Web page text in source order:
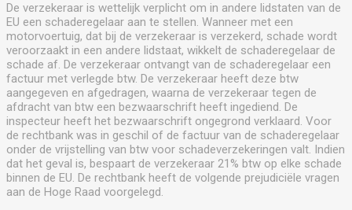
De verzekeraar is wettelijk verplicht om in andere lidstaten van de
EU een schaderegelaar aan te stellen. Wanneer met een
motorvoertuig, dat bij de verzekeraar is verzekerd, schade wordt
veroorzaakt in een andere lidstaat, wikkelt de schaderegelaar de
schade af. De verzekeraar ontvangt van de schaderegelaar een
factuur met verlegde btw. De verzekeraar heeft deze btw
aangegeven en afgedragen, waarna de verzekeraar tegen de
afdracht van btw een bezwaarschrift heeft ingediend. De
inspecteur heeft het bezwaarschrift ongegrond verklaard. Voor
de rechtbank was in geschil of de factuur van de schaderegelaar
onder de vrijstelling van btw voor schadeverzekeringen valt. Indien
dat het geval is, bespaart de verzekeraar 21% btw op elke schade
binnen de EU. De rechtbank heeft de volgende prejudiciële vragen
aan de Hoge Raad voorgelegd.